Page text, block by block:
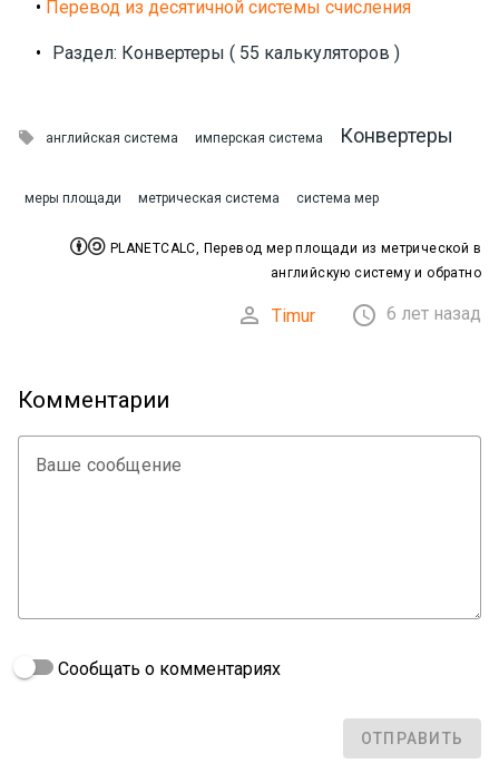
• Перевод из десятичной системы счисления
• Раздел: Конвертеры ( 55 калькуляторов )
 английская система имперская система Конвертеры
меры площади метрическая система система мер
 PLANETCALC, Перевод мер площади из метрической в
английскую систему и обратно
 Timur  6 лет назад
Комментарии
Ваше сообщение
Сообщать о комментариях
ОТПРАВИТЬ